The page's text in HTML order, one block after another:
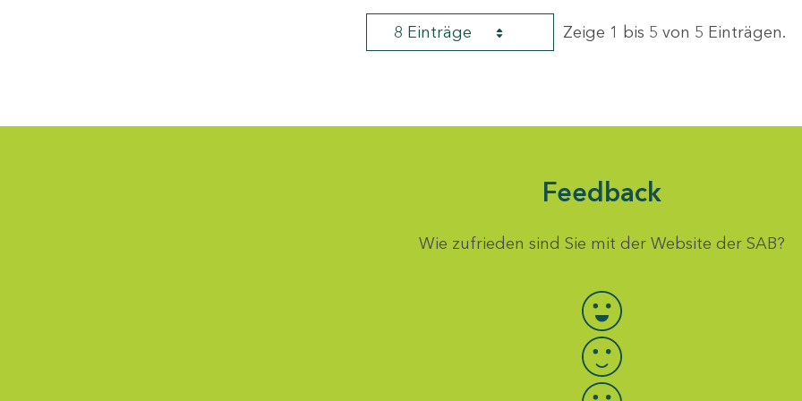
8 Einträge Zeige 1 bis 5 von 5 Einträgen.
Feedback
Wie zufrieden sind Sie mit der Website der SAB?
Bewertung auswählen